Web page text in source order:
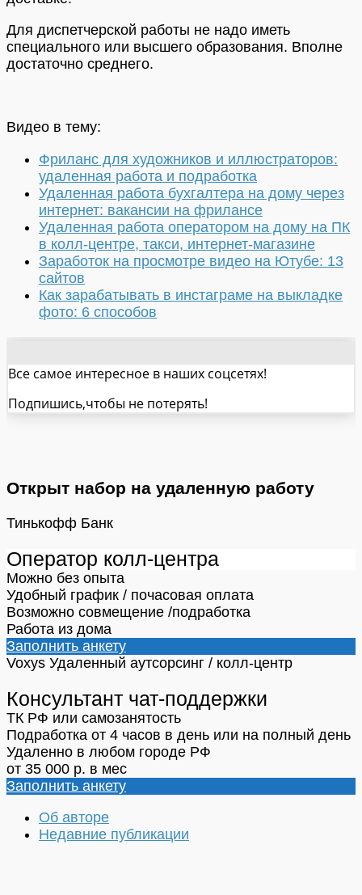
Для диспетчерской работы не надо иметь
специального или высшего образования. Вполне
достаточно среднего.
Видео в тему:
Фриланс для художников и иллюстраторов:
удаленная работа и подработка
Удаленная работа бухгалтера на дому через
интернет: вакансии на фрилансе
Удаленная работа оператором на дому на ПК
в колл-центре, такси, интернет-магазине
Заработок на просмотре видео на Ютубе: 13
сайтов
Как зарабатывать в инстаграме на выкладке
фото: 6 способов
Все самое интересное в наших соцсетях!
Подпишись,чтобы не потерять!
Открыт набор на удаленную работу
Тинькофф Банк
Оператор колл-центра
Можно без опыта
Удобный график / почасовая оплата
Возможно совмещение /подработка
Работа из дома
Заполнить анкету
Voxys Удаленный аутсорсинг / колл-центр
Консультант чат-поддержки
ТК РФ или самозанятость
Подработка от 4 часов в день или на полный день
Удаленно в любом городе РФ
от 35 000 р. в мес
Заполнить анкету
Об авторе
Недавние публикации